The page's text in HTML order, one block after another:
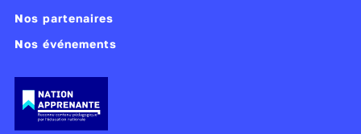
Nos partenaires
Nos événements